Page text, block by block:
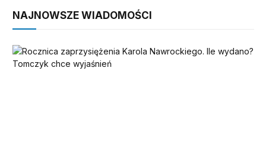
NAJNOWSZE WIADOMOŚCI